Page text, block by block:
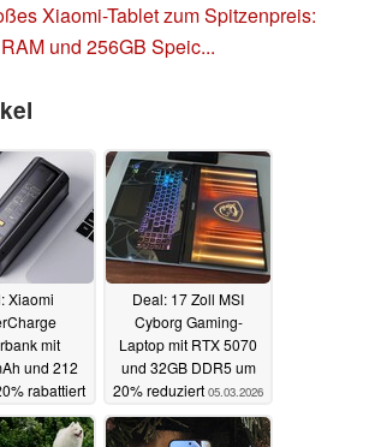
Xiaomi-Tablet zum Spitzenpreis:
und 256GB Speic...
Xiaomi
mit
und 212
rabattiert
Deal: 17 Zoll MSI
Cyborg Gaming-
Laptop mit RTX 5070
und 32GB DDR5 um
20% reduziert 05.03.2026